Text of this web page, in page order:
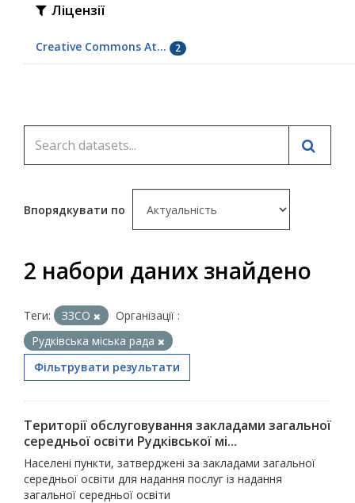
Ліцензії
Creative Commons At... 2
Впорядкувати по
2 набори даних знайдено
Теги: ЗЗСО
Організації :
Рудківська міська рада
Фільтрувати результати
Території обслуговування закладами загальної
середньої освіти Рудківської мі...
Населені пункти, затверджені за закладами загальної
середньої освіти для надання послуг із надання
загальної середньої освіти